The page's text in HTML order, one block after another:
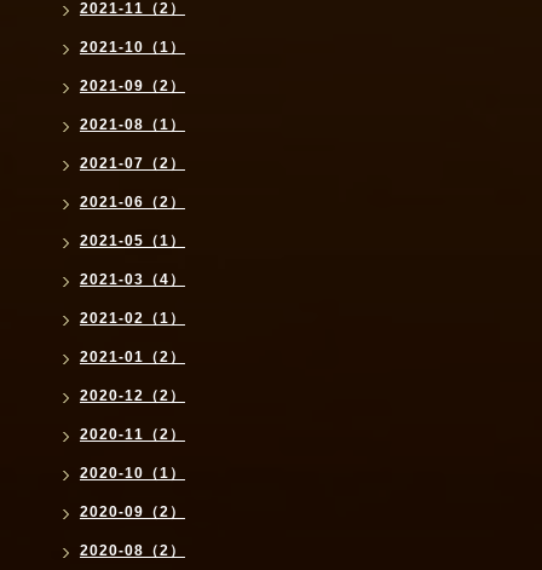
2021-11（2）
2021-10（1）
2021-09（2）
2021-08（1）
2021-07（2）
2021-06（2）
2021-05（1）
2021-03（4）
2021-02（1）
2021-01（2）
2020-12（2）
2020-11（2）
2020-10（1）
2020-09（2）
2020-08（2）